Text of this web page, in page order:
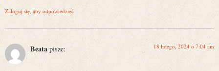
Zaloguj się, aby odpowiedzieć
Beata pisze: 18 lutego, 2024 o 7:04 am